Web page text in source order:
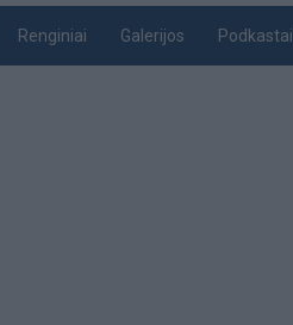
top
Renginiai Galerijos Podkastai